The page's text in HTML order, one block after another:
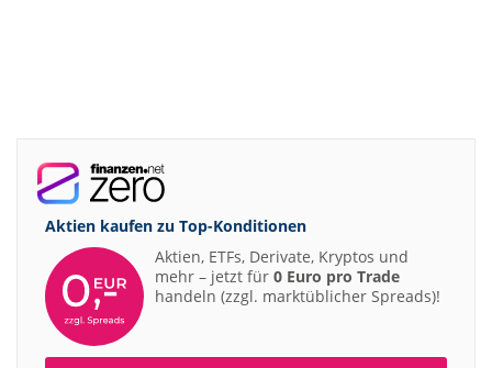
Aktien kaufen zu Top-Konditionen
Aktien, ETFs, Derivate, Kryptos und
mehr – jetzt für 0 Euro pro Trade
handeln (zzgl. marktüblicher Spreads)!